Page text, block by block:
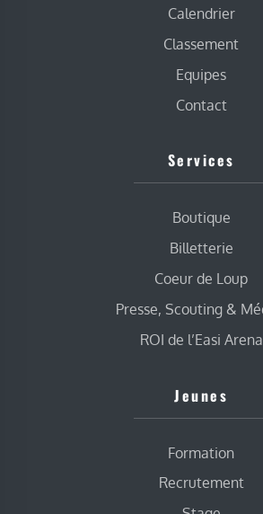
Calendrier
Classement
Equipes
Contact
Services
Boutique
Billetterie
Coeur de Loup
Presse, Scouting &
ROI de l’Easi Arena
Jeunes
Formation
Recrutement